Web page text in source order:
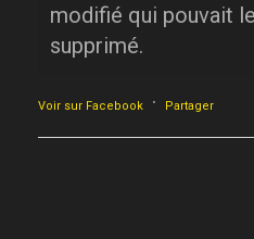
modifié qui pouvait
supprimé.
Voir sur Facebook · Partager